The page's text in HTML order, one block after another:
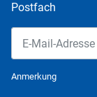
Postfach
Anmerkung